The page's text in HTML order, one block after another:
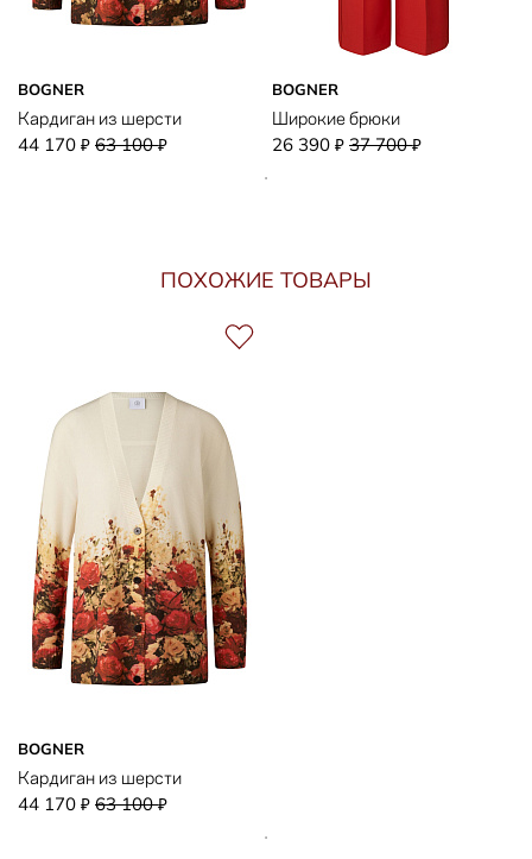
BOGNER
Кардиган из шерсти
44 170 ₽ 63 100₽
BOGNER
Широкие брюки
26 390 ₽ 37 700₽
ПОХОЖИЕ ТОВАРЫ
BOGNER
Кардиган из шерсти
44 170 ₽ 63 100₽